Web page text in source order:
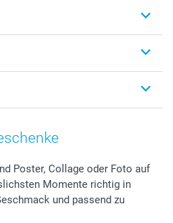
& Poster
Poster, Collage oder Foto auf
Momente richtig in
und passend zu